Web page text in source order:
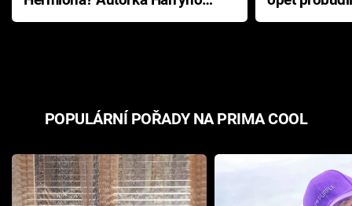
Pottera přišla s ráznou
přichází s
POPULÁRNÍ POŘADY NA PRIMA COOL